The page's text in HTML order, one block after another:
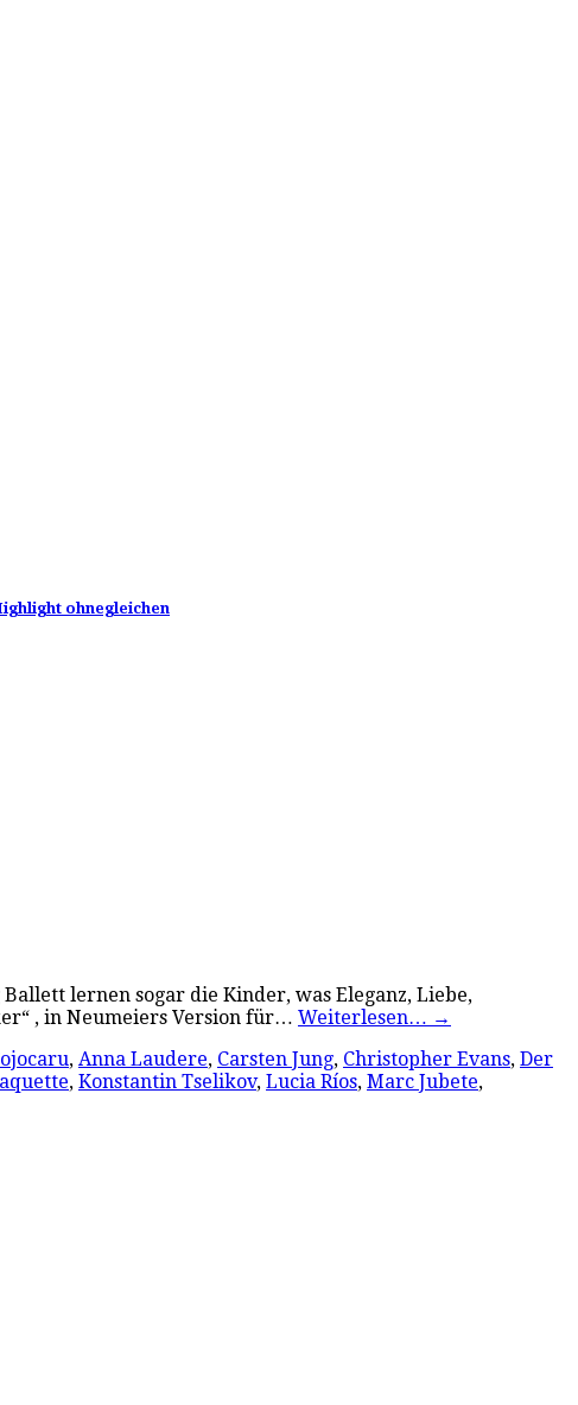
ohnegleichen
lernen sogar die Kinder, was Eleganz, Liebe,
, in Neumeiers Version für… Weiterlesen… →
, Anna Laudere, Carsten Jung, Christopher Evans, Der
, Konstantin Tselikov, Lucia Ríos, Marc Jubete,